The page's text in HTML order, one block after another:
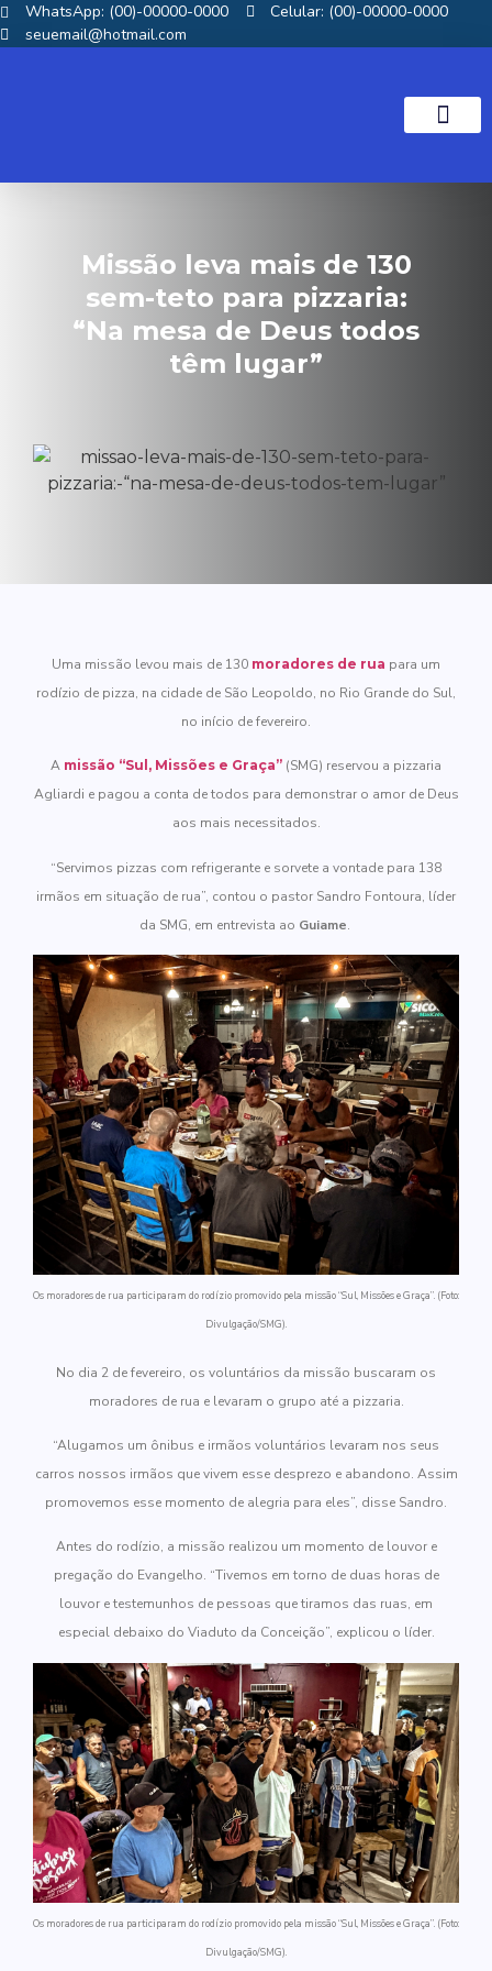
WhatsApp: (00)-00000-0000
Celular: (00)-00000-0000
seuemail@hotmail.com
Missão leva mais de 130
sem-teto para pizzaria:
“Na mesa de Deus todos
têm lugar”
Uma missão levou mais de 130 moradores de rua para um
rodízio de pizza, na cidade de São Leopoldo, no Rio Grande do Sul,
no início de fevereiro.
A missão “Sul, Missões e Graça” (SMG) reservou a pizzaria
Agliardi e pagou a conta de todos para demonstrar o amor de Deus
aos mais necessitados.
“Servimos pizzas com refrigerante e sorvete a vontade para 138
irmãos em situação de rua”, contou o pastor Sandro Fontoura, líder
da SMG, em entrevista ao Guiame.
Os moradores de rua participaram do rodízio promovido pela missão “Sul, Missões e Graça”. (Foto:
Divulgação/SMG).
No dia 2 de fevereiro, os voluntários da missão buscaram os
moradores de rua e levaram o grupo até a pizzaria.
“Alugamos um ônibus e irmãos voluntários levaram nos seus
carros nossos irmãos que vivem esse desprezo e abandono. Assim
promovemos esse momento de alegria para eles”, disse Sandro.
Antes do rodízio, a missão realizou um momento de louvor e
pregação do Evangelho. “Tivemos em torno de duas horas de
louvor e testemunhos de pessoas que tiramos das ruas, em
especial debaixo do Viaduto da Conceição”, explicou o líder.
Os moradores de rua participaram do rodízio promovido pela missão “Sul, Missões e Graça”. (Foto:
Divulgação/SMG).